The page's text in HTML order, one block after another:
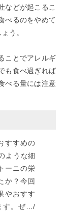
などが起こるこ
べるのをやめて
う。
ことでアレルギ
も食べ過ぎれば
べる量には注意
すすめの
ような細
ーニの栄
か？今回
やおすす
す。ぜ…/